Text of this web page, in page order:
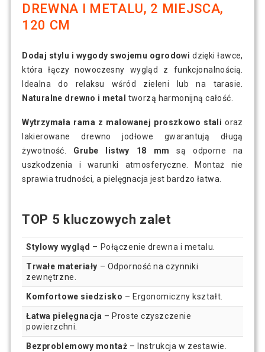
DREWNA I METALU, 2 MIEJSCA,
120 CM
Dodaj stylu i wygody swojemu ogrodowi dzięki ławce,
która łączy nowoczesny wygląd z funkcjonalnością.
Idealna do relaksu wśród zieleni lub na tarasie.
Naturalne drewno i metal
tworzą harmonijną całość.
Wytrzymała rama z malowanej proszkowo stali oraz
lakierowane drewno jodłowe gwarantują długą
żywotność. Grube listwy 18 mm są odporne na
uszkodzenia i warunki atmosferyczne. Montaż nie
sprawia trudności, a pielęgnacja jest bardzo łatwa.
TOP 5 kluczowych zalet
Stylowy wygląd – Połączenie drewna i metalu.
Trwałe materiały – Odporność na czynniki
zewnętrzne.
Komfortowe siedzisko – Ergonomiczny kształt.
Łatwa pielęgnacja – Proste czyszczenie
powierzchni.
Bezproblemowy montaż – Instrukcja w zestawie.